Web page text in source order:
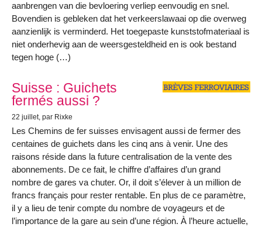
aanbrengen van die bevloering verliep eenvoudig en snel.
Bovendien is gebleken dat het verkeerslawaai op die overweg
aanzienlijk is verminderd. Het toegepaste kunststofmateriaal is
niet onderhevig aan de weersgesteldheid en is ook bestand
tegen hoge (…)
Suisse : Guichets
fermés aussi ?
22 juillet, par Rixke
Les Chemins de fer suisses envisagent aussi de fermer des
centaines de guichets dans les cinq ans à venir. Une des
raisons réside dans la future centralisation de la vente des
abonnements. De ce fait, le chiffre d’affaires d’un grand
nombre de gares va chuter. Or, il doit s’élever à un million de
francs français pour rester rentable. En plus de ce paramètre,
il y a lieu de tenir compte du nombre de voyageurs et de
l’importance de la gare au sein d’une région. À l’heure actuelle,